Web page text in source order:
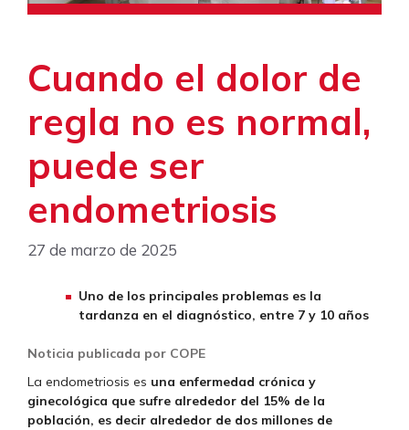
Cuando el dolor de
regla no es normal,
puede ser
endometriosis
27 de marzo de 2025
Uno de los principales problemas es la
tardanza en el diagnóstico, entre 7 y 10 años
Noticia publicada por COPE
La endometriosis es una enfermedad crónica y
ginecológica que sufre alrededor del 15% de la
población, es decir alrededor de dos millones de